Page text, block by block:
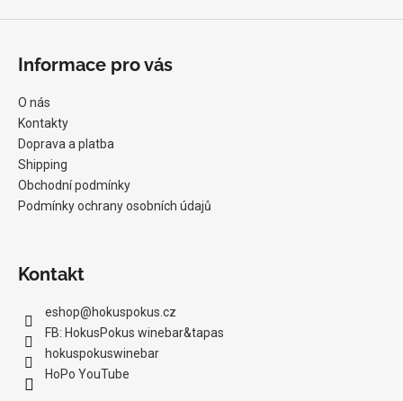
Informace pro vás
O nás
Kontakty
Doprava a platba
Shipping
Obchodní podmínky
Podmínky ochrany osobních údajů
Kontakt
eshop@hokuspokus.cz
FB: HokusPokus winebar&tapas
hokuspokuswinebar
HoPo YouTube